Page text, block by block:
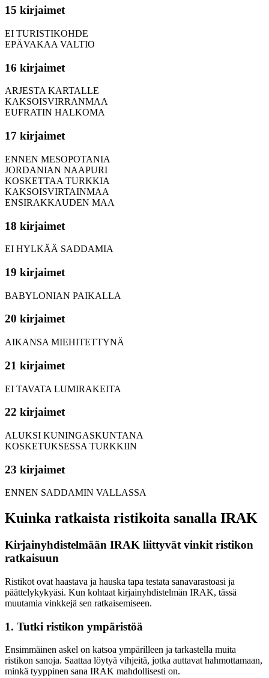
15 kirjaimet
EI TURISTIKOHDE
EPÄVAKAA VALTIO
16 kirjaimet
ARJESTA KARTALLE
KAKSOISVIRRANMAA
EUFRATIN HALKOMA
17 kirjaimet
ENNEN MESOPOTANIA
JORDANIAN NAAPURI
KOSKETTAA TURKKIA
KAKSOISVIRTAINMAA
ENSIRAKKAUDEN MAA
18 kirjaimet
EI HYLKÄÄ SADDAMIA
19 kirjaimet
BABYLONIAN PAIKALLA
20 kirjaimet
AIKANSA MIEHITETTYNÄ
21 kirjaimet
EI TAVATA LUMIRAKEITA
22 kirjaimet
ALUKSI KUNINGASKUNTANA
KOSKETUKSESSA TURKKIIN
23 kirjaimet
ENNEN SADDAMIN VALLASSA
Kuinka ratkaista ristikoita sanalla IRAK
Kirjainyhdistelmään IRAK liittyvät vinkit ristikon
ratkaisuun
Ristikot ovat haastava ja hauska tapa testata sanavarastoasi ja
päättelykykyäsi. Kun kohtaat kirjainyhdistelmän IRAK, tässä
muutamia vinkkejä sen ratkaisemiseen.
1. Tutki ristikon ympäristöä
Ensimmäinen askel on katsoa ympärilleen ja tarkastella muita
ristikon sanoja. Saattaa löytyä vihjeitä, jotka auttavat hahmottamaan,
minkä tyyppinen sana IRAK mahdollisesti on.